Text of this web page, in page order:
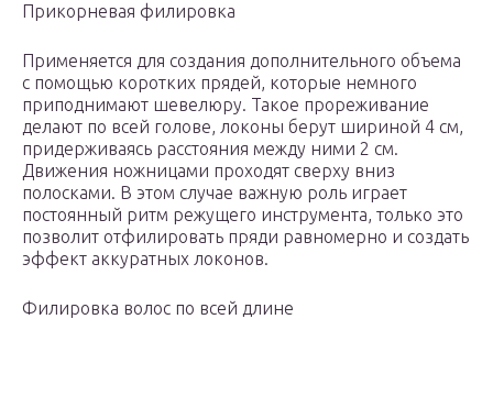
Прикорневая филировка
Применяется для создания дополнительного объема
с помощью коротких прядей, которые немного
приподнимают шевелюру. Такое прореживание
делают по всей голове, локоны берут шириной 4 см,
придерживаясь расстояния между ними 2 см.
Движения ножницами проходят сверху вниз
полосками. В этом случае важную роль играет
постоянный ритм режущего инструмента, только это
позволит отфилировать пряди равномерно и создать
эффект аккуратных локонов.
Филировка волос по всей длине